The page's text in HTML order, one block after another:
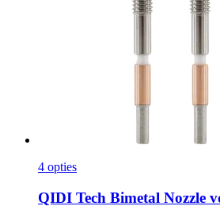
4 opties
QIDI Tech Bimetal Nozzle